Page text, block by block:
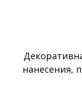
нанесения,